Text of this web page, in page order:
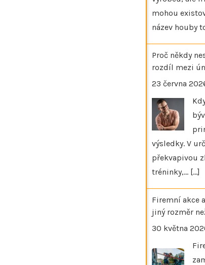
mohou
název houby
Proč někdy
rozdíl mezi
23 června
výsledky. V
překvapivou
tréninky,… [...]
Firemní akce
jiný rozměr
30 května